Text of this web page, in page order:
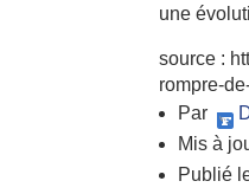
une
source :
rompre-
Par
Mis à
Publié